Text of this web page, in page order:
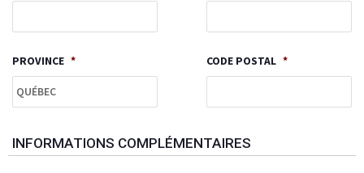
PROVINCE * CODE POSTAL *
INFORMATIONS COMPLÉMENTAIRES